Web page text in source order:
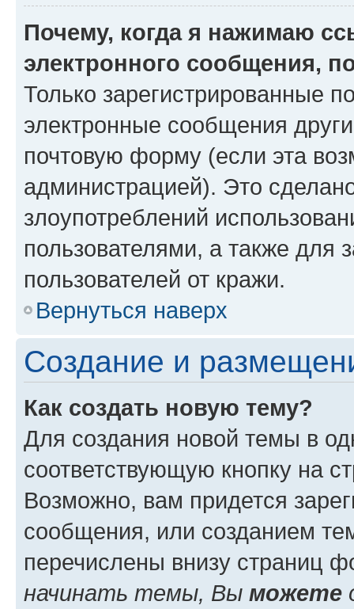
Почему, когда я нажимаю
электронного сообщения,
Только зарегистрированные
электронные сообщения
почтовую форму (если эта
администрацией). Это
злоупотреблений
пользователями, а также для
пользователей от кражи.
Вернуться наверх
Создание и
Как создать новую тему?
Для создания новой темы в
соответствующую кнопку на
Возможно, вам придется
сообщения, или созданием
перечислены внизу страниц
начинать темы, Вы можете